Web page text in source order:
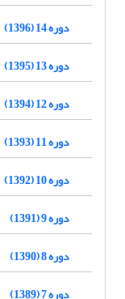
دوره 14 (1396)
دوره 13 (1395)
دوره 12 (1394)
دوره 11 (1393)
دوره 10 (1392)
دوره 9 (1391)
دوره 8 (1390)
دوره 7 (1389)